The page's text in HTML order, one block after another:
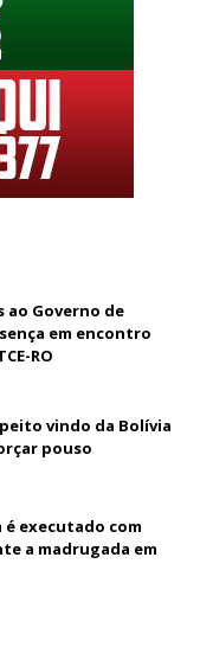
ao Governo de
em encontro
RO
vindo da Bolívia
pouso
é executado com
a madrugada em